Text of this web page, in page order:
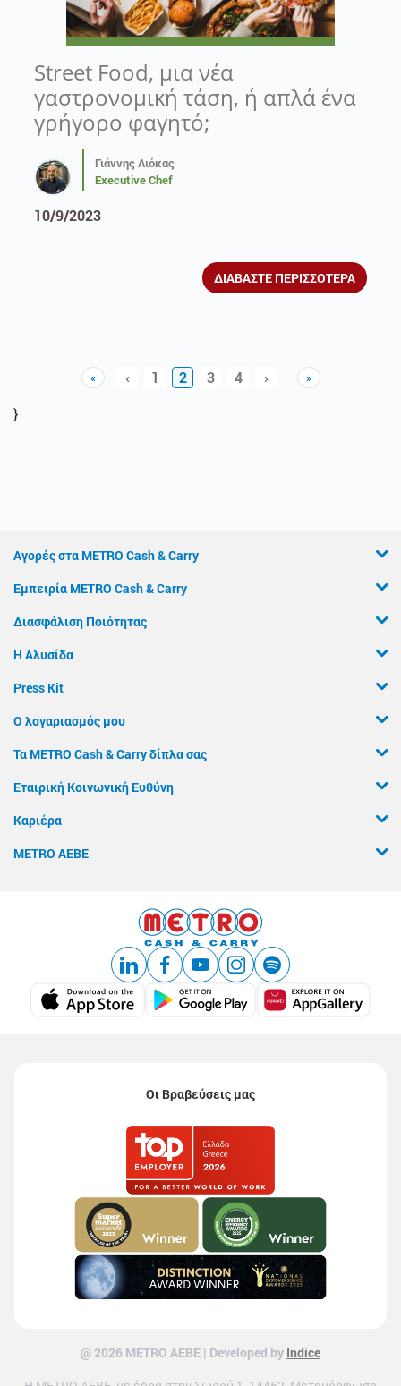
Street Food, μια νέα
γαστρονομική τάση, ή απλά ένα
γρήγορο φαγητό;
Γιάννης Λιόκας
Executive Chef
10/9/2023
ΔΙΑΒΑΣΤΕ ΠΕΡΙΣΣΟΤΕΡΑ
«Previous
‹Previous
1 2 3 4 ›Next »Next
}
Αγορές στα METRO Cash & Carry
Εμπειρία METRO Cash & Carry
Διασφάλιση Ποιότητας
Η Αλυσίδα
Press Kit
Ο λογαριασμός μου
Τα METRO Cash & Carry δίπλα σας
Εταιρική Κοινωνική Ευθύνη
Καριέρα
METRO ΑΕΒΕ
Οι Βραβεύσεις μας
@ 2026 ΜETRO AEBE | Developed by Indice